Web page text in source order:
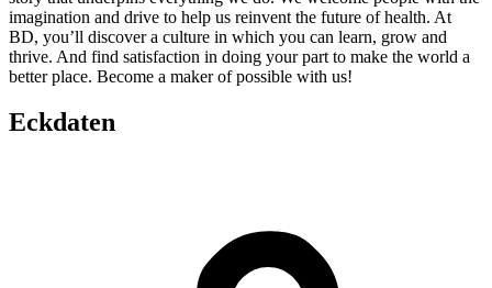
imagination and drive to help us reinvent the future of health. At
BD, you’ll discover a culture in which you can learn, grow and
thrive. And find satisfaction in doing your part to make the world a
better place. Become a maker of possible with us!
Eckdaten